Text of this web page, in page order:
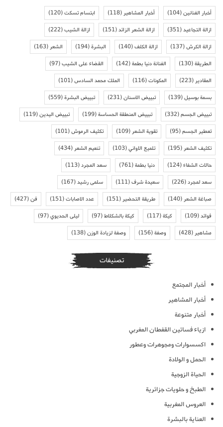
أخبار الفنانين(104) أخبار المشاهير(118) ابتسام تسكت(120)
ازالة التجاعيد(351) ازالة الشعر الزائد(151) ازالة الشيب(222)
ازالة الكرش(137) ازالة الكلف(140) البشرة(194) الشعر(163)
الطريقة(130) الفنانة دنيا بطمة(142) القضاء على الشيب(97)
المقادير(223) المكونات(116) الملك محمد السادس(101)
بسمة بوسيل(139) تبييض الاسنان(231) تبييض البشرة(559)
تبييض الجسم(332) تبييض المنطقة الحساسة(199) تبييض اليدين(119)
تعطير الجسم(95) تقوية الشعر(109) تكثيف الرموش(101)
تكثيف الشعر(195) تلميع الاواني(103) تنعيم الشعر(434)
حالات الشفاء(124) دنيا بطمة(761) سعد المجرد(113)
سعد لمجرد(226) سعيدة شرف(111) سلمى رشيد(167)
صباغة الشعر(140) طريقة التحضير(151) عدد الاصابات(151) فن(427)
فوائد(109) كيكة(117) كيكة بالشكلاط(97) ليلى الحديوي(97)
مشاهير(428) وصفة(156) وصفة لزيادة الوزن(138)
تصنيفات
أخبار المجتمع
أخبار المشاهير
أخبار متنوعة
ازياء فساتين القفطان المغربي
اكسسوارات ومجوهرات وعطور
الحمل و الولادة
الحياة الزوجية
الطبخ و حلويات جزائرية
العروس المغربية
العناية بالبشرة